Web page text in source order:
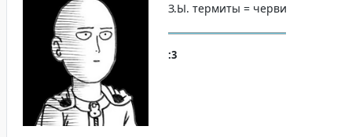
З.Ы. термиты = черви
:3